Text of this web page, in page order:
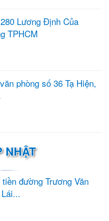
Lương Định Của
TPHCM
phòng số 36 Tạ Hiện,
NHẬT
đường Trương Văn